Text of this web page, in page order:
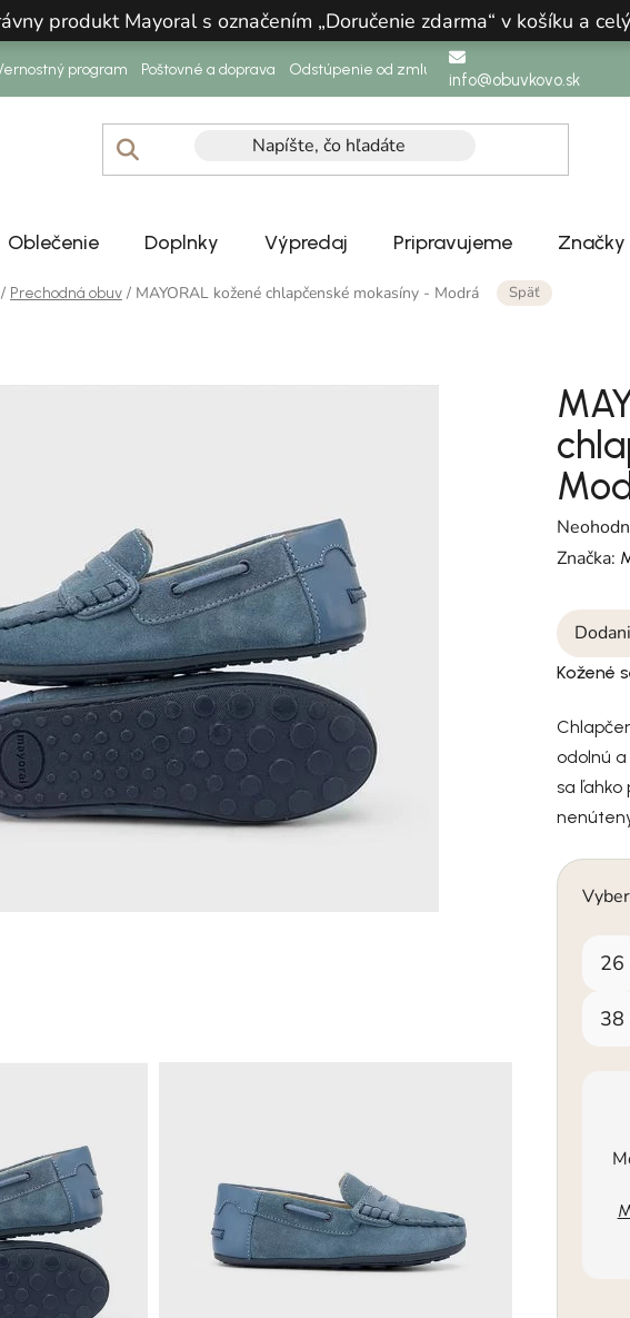
produkt Mayoral s označením „Doručenie zdarma“ v košíku a
program Poštovné a doprava Odstúpenie od zmluvy info@obuvkovo.sk
Oblečenie Doplnky Výpredaj Pripravujeme Značky
/ Prechodná obuv / MAYORAL kožené chlapčenské mokasíny - Modrá Späť
Značka:
Kožené
odolnú
sa ľahko
26
38